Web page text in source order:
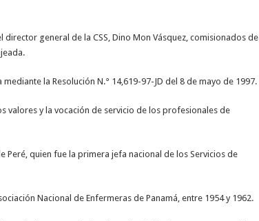
general de la CSS, Dino Mon Vásquez, comisionados de
mediante la Resolución N.° 14,619-97-JD del 8 de mayo de 1997.
valores y la vocación de servicio de los profesionales de
Peré, quien fue la primera jefa nacional de los Servicios de
Nacional de Enfermeras de Panamá, entre 1954 y 1962.